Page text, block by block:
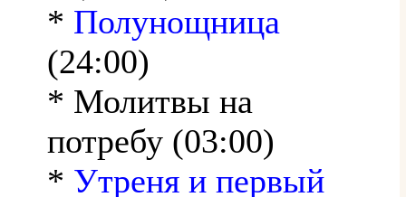
* Полунощница
(24:00)
* Молитвы на
потребу (03:00)
* Утреня и первый